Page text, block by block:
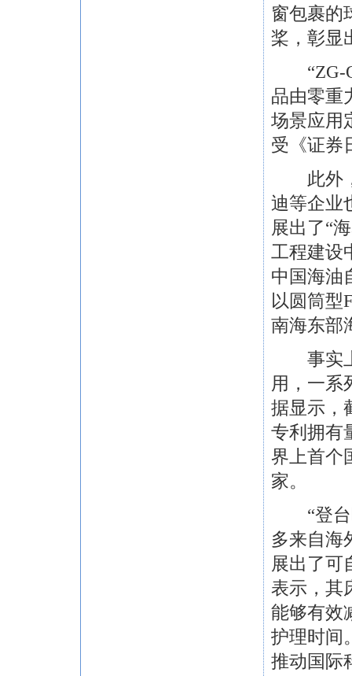
窗包裹的
桨，彰显
“ZG-
品由零重
场景应用
受《证券
此外，
迪等企业
展出了“
工程建设
中国海油
以圆筒型
南海东部
事实上
用，一系
据显示，
专利拥有
界上首个
家。
“登台
多来自海
展出了可
表示，其
能够有效
护理时间
推动国际